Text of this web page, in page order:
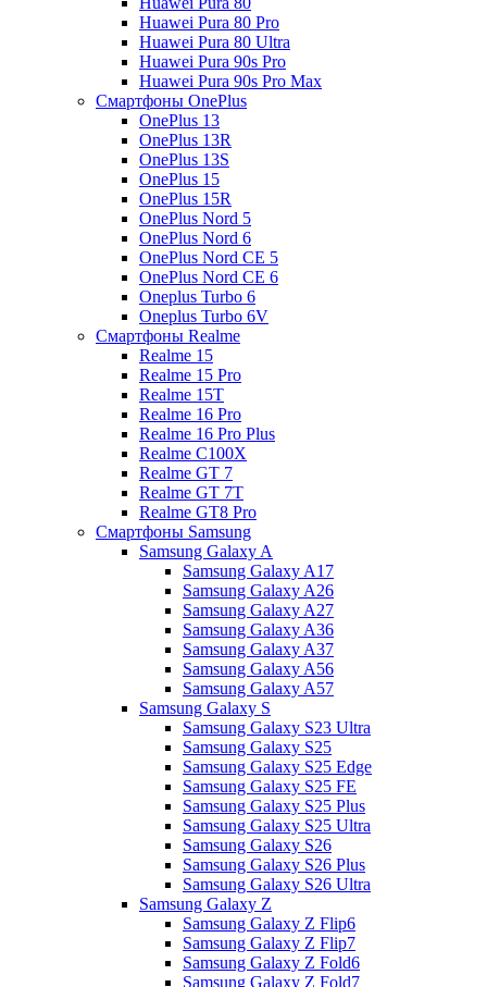
Huawei Pura 80 Pro
Huawei Pura 80 Ultra
Huawei Pura 90s Pro
Huawei Pura 90s Pro Max
Смартфоны OnePlus
OnePlus 13
OnePlus 13R
OnePlus 13S
OnePlus 15
OnePlus 15R
OnePlus Nord 5
OnePlus Nord 6
OnePlus Nord CE 5
OnePlus Nord CE 6
Oneplus Turbo 6
Oneplus Turbo 6V
Смартфоны Realme
Realme 15
Realme 15 Pro
Realme 15T
Realme 16 Pro
Realme 16 Pro Plus
Realme C100X
Realme GT 7
Realme GT 7T
Realme GT8 Pro
Смартфоны Samsung
Samsung Galaxy A
Samsung Galaxy A17
Samsung Galaxy A26
Samsung Galaxy A27
Samsung Galaxy A36
Samsung Galaxy A37
Samsung Galaxy A56
Samsung Galaxy A57
Samsung Galaxy S
Samsung Galaxy S23 Ultra
Samsung Galaxy S25
Samsung Galaxy S25 Edge
Samsung Galaxy S25 FE
Samsung Galaxy S25 Plus
Samsung Galaxy S25 Ultra
Samsung Galaxy S26
Samsung Galaxy S26 Plus
Samsung Galaxy S26 Ultra
Samsung Galaxy Z
Samsung Galaxy Z Flip6
Samsung Galaxy Z Flip7
Samsung Galaxy Z Fold6
Samsung Galaxy Z Fold7